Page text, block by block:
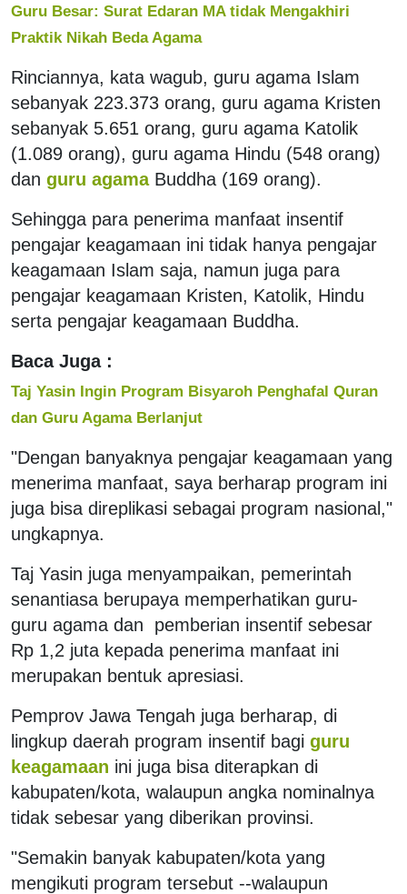
Guru Besar: Surat Edaran MA tidak Mengakhiri
Praktik Nikah Beda Agama
Rinciannya, kata wagub, guru agama Islam
sebanyak 223.373 orang, guru agama Kristen
sebanyak 5.651 orang, guru agama Katolik
(1.089 orang), guru agama Hindu (548 orang)
dan guru agama Buddha (169 orang).
Sehingga para penerima manfaat insentif
pengajar keagamaan ini tidak hanya pengajar
keagamaan Islam saja, namun juga para
pengajar keagamaan Kristen, Katolik, Hindu
serta pengajar keagamaan Buddha.
Baca Juga :
Taj Yasin Ingin Program Bisyaroh Penghafal Quran
dan Guru Agama Berlanjut
"Dengan banyaknya pengajar keagamaan yang
menerima manfaat, saya berharap program ini
juga bisa direplikasi sebagai program nasional,"
ungkapnya.
Taj Yasin juga menyampaikan, pemerintah
senantiasa berupaya memperhatikan guru-
guru agama dan pemberian insentif sebesar
Rp 1,2 juta kepada penerima manfaat ini
merupakan bentuk apresiasi.
Pemprov Jawa Tengah juga berharap, di
lingkup daerah program insentif bagi guru
keagamaan ini juga bisa diterapkan di
kabupaten/kota, walaupun angka nominalnya
tidak sebesar yang diberikan provinsi.
"Semakin banyak kabupaten/kota yang
mengikuti program tersebut --walaupun